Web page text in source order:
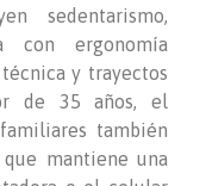
sedentarismo,
con ergonomía
y trayectos
de 35 años, el
también
mantiene una